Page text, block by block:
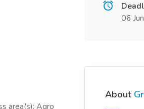
area(s): Agro
06
About